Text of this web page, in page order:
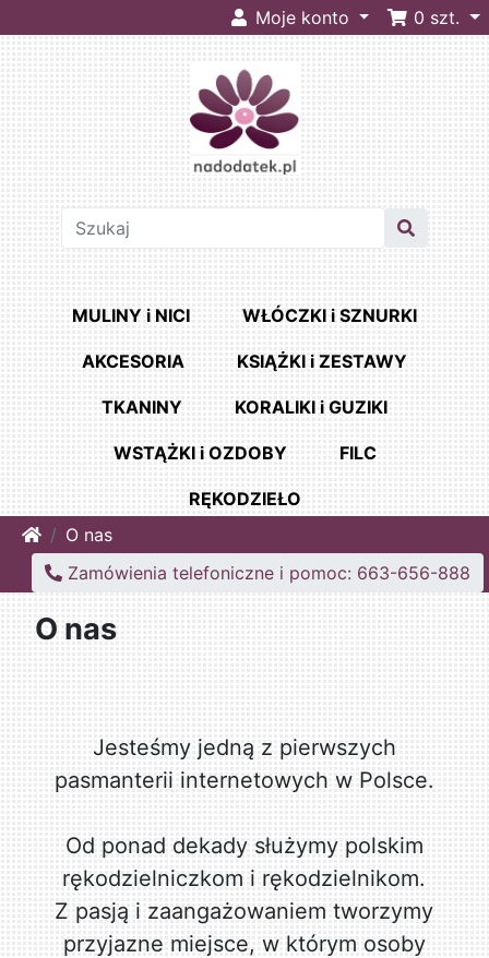
Moje konto 0 szt.
MULINY i NICI WŁÓCZKI i SZNURKI
AKCESORIA KSIĄŻKI i ZESTAWY
TKANINY KORALIKI i GUZIKI
WSTĄŻKI i OZDOBY FILC
RĘKODZIEŁO
HomeO nas
Zamówienia telefoniczne i pomoc: 663-656-888
O nas
Jesteśmy jedną z pierwszych
pasmanterii internetowych w Polsce.
Od ponad dekady służymy polskim
rękodzielniczkom i rękodzielnikom.
Z pasją i zaangażowaniem tworzymy
przyjazne miejsce, w którym osoby